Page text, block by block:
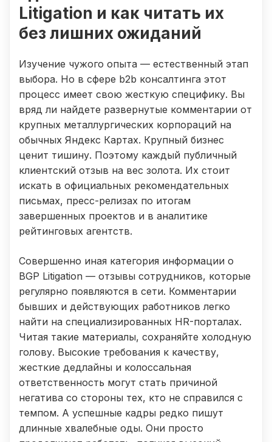
Litigation и как читать их
без лишних ожиданий
Изучение чужого опыта — естественный этап
выбора. Но в сфере b2b консалтинга этот
процесс имеет свою жесткую специфику. Вы
вряд ли найдете развернутые комментарии от
крупных металлургических корпораций на
обычных Яндекс Картах. Крупный бизнес
ценит тишину. Поэтому каждый публичный
клиентский отзыв на вес золота. Их стоит
искать в официальных рекомендательных
письмах, пресс-релизах по итогам
завершенных проектов и в аналитике
рейтинговых агентств.
Совершенно иная категория информации о
BGP Litigation — отзывы сотрудников, которые
регулярно появляются в сети. Комментарии
бывших и действующих работников легко
найти на специализированных HR-порталах.
Читая такие материалы, сохраняйте холодную
голову. Высокие требования к качеству,
жесткие дедлайны и колоссальная
ответственность могут стать причиной
негатива со стороны тех, кто не справился с
темпом. А успешные кадры редко пишут
длинные хвалебные оды. Они просто